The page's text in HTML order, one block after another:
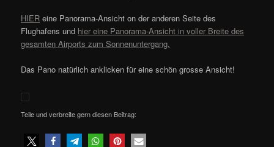
HIER eine Panorama-Ansicht on der anderen Seite des
Flughafens und hier eine Panorama-Ansicht in voller Breite des
gesamten Airports zum Sonnenuntergang.
Das Pano natürlich anklicken für eine schön grosse Ansicht!
Teile und verbreite gern diesen Beitrag: